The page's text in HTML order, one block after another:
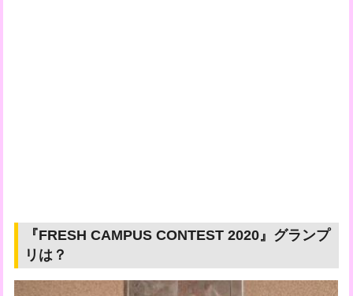
『FRESH CAMPUS CONTEST 2020』グランプ
リは？